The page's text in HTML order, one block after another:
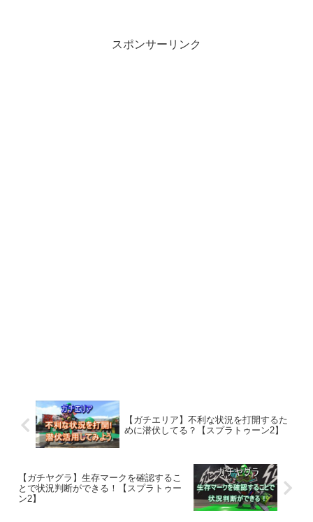
スポンサーリンク
【ガチエリア】不利な状況を打開するた
めに潜伏してる？【スプラトゥーン2】
【ガチヤグラ】生存マークを確認するこ
とで状況判断ができる！【スプラトゥー
ン2】